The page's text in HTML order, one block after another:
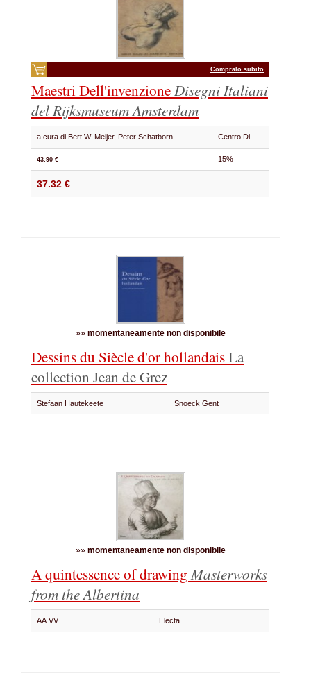
Compralo subito
Maestri Dell'invenzioneDisegni Italiani
del Rijksmuseum Amsterdam
a cura di Bert W. Meijer, Peter Schatborn Centro Di
43.90 € 15%
37.32 €
»» momentaneamente non disponibile
Dessins du Siècle d'or hollandaisLa
collection Jean de Grez
Stefaan Hautekeete Snoeck Gent
»» momentaneamente non disponibile
A quintessence of drawingMasterworks
from the Albertina
AA.VV. Electa